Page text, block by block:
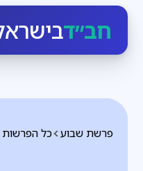
חב״ד
כל הפרשות פרשת שבוע